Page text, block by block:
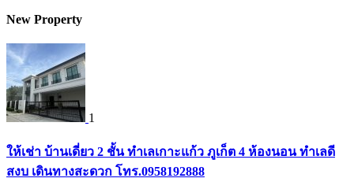
New Property
1
ให้เช่า บ้านเดี่ยว 2 ชั้น ทำเลเกาะแก้ว ภูเก็ต 4 ห้องนอน ทำเลดี
สงบ เดินทางสะดวก โทร.0958192888